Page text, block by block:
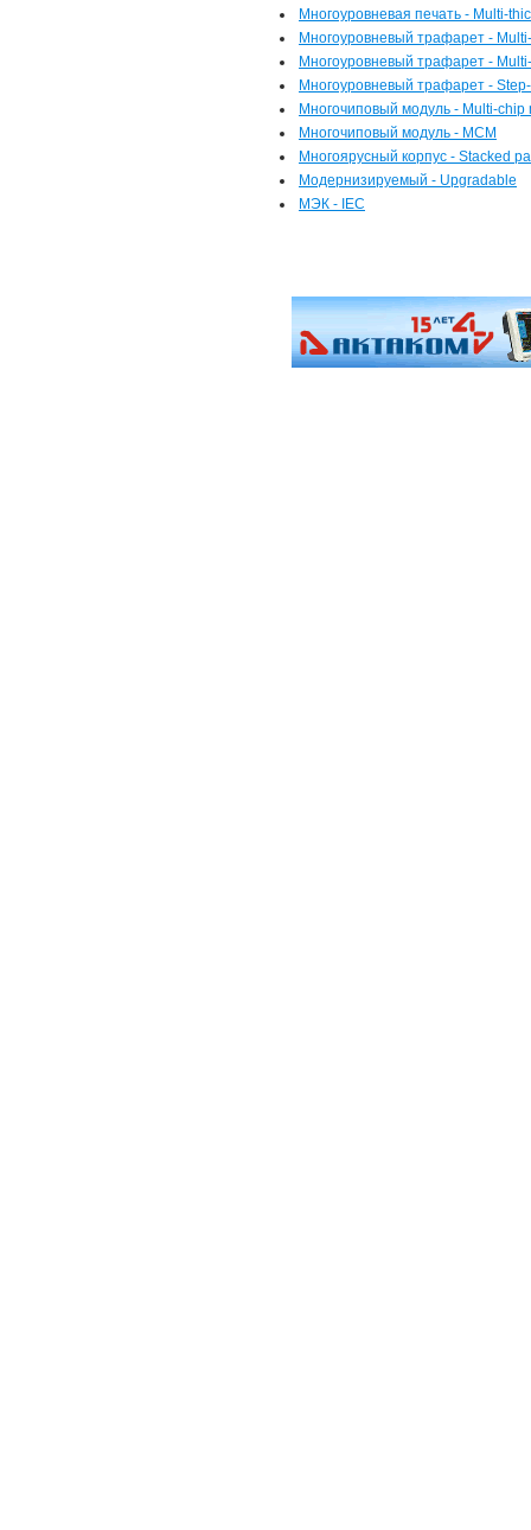
Многоуровневая печать - Multi-
Многоуровневый трафарет -
Многоуровневый трафарет -
Многоуровневый трафарет -
Многочиповый модуль - Multi-chip
Многочиповый модуль - MCM
Многоярусный корпус - Stacked
Модернизируемый - Upgradable
МЭК - IEC